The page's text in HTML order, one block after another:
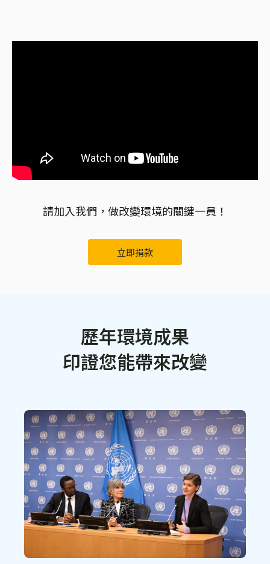
請加入我們，做改變環境的關鍵一員！
立即捐款
歷年環境成果
印證您能帶來改變